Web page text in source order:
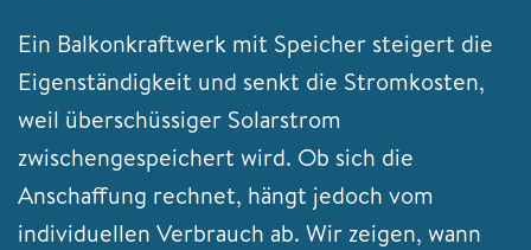
Ein Balkonkraftwerk mit Speicher steigert die
Eigenständigkeit und senkt die Stromkosten,
weil überschüssiger Solarstrom
zwischengespeichert wird. Ob sich die
Anschaffung rechnet, hängt jedoch vom
individuellen Verbrauch ab. Wir zeigen, wann